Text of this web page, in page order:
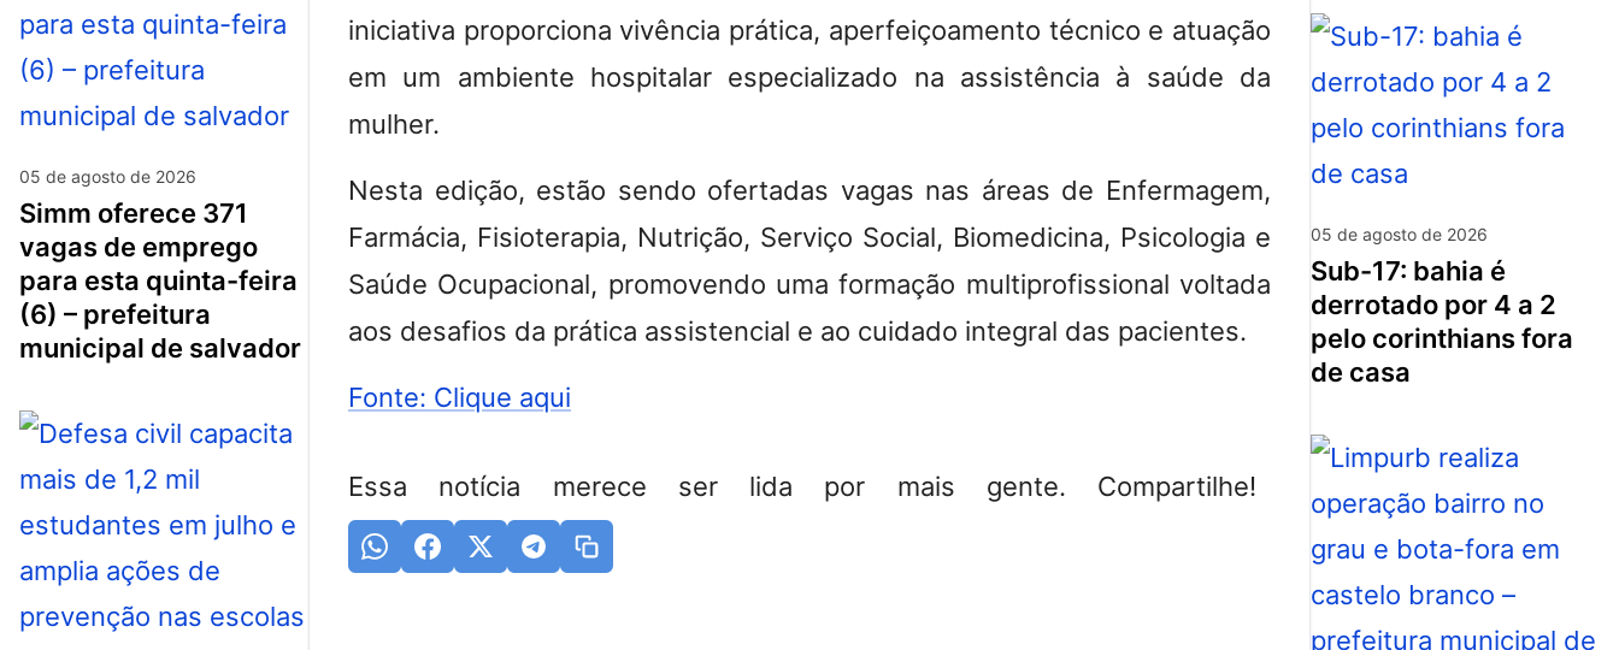
05 de agosto de 2026
simm oferece 371
vagas de emprego
para esta quinta-feira
(6) – prefeitura
municipal de salvador
iniciativa proporciona vivência prática, aperfeiçoamento técnico e atuação
em um ambiente hospitalar especializado na assistência à saúde da
mulher.
Nesta edição, estão sendo ofertadas vagas nas áreas de Enfermagem,
Farmácia, Fisioterapia, Nutrição, Serviço Social, Biomedicina, Psicologia e
Saúde Ocupacional, promovendo uma formação multiprofissional voltada
aos desafios da prática assistencial e ao cuidado integral das pacientes.
Fonte: Clique aqui
Essa notícia merece ser lida por mais gente. Compartilhe!
05 de agosto de 2026
sub-17: bahia é
derrotado por 4 a 2
pelo corinthians fora
de casa